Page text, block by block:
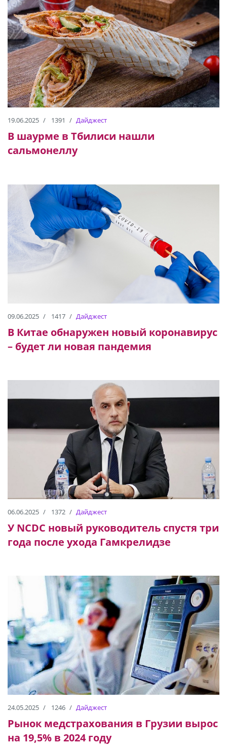
19.06.2025 1391 Дайджест
В шаурме в Тбилиси нашли
сальмонеллу
09.06.2025 1417 Дайджест
В Китае обнаружен новый коронавирус
– будет ли новая пандемия
06.06.2025 1372 Дайджест
У NCDC новый руководитель спустя три
года после ухода Гамкрелидзе
24.05.2025 1246 Дайджест
Рынок медстрахования в Грузии вырос
на 19,5% в 2024 году